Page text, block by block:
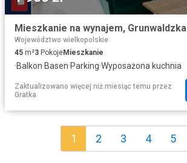
Mieszkanie na wynajem, Grunwaldzka
Województwo wielkopolskie
45 m²3 PokojeMieszkanie
·Balkon·Basen·Parking·Wyposażona kuchnia
Zaktualizowano więcej niż miesiąc temu przez
Gratka
1 2 3 4 5